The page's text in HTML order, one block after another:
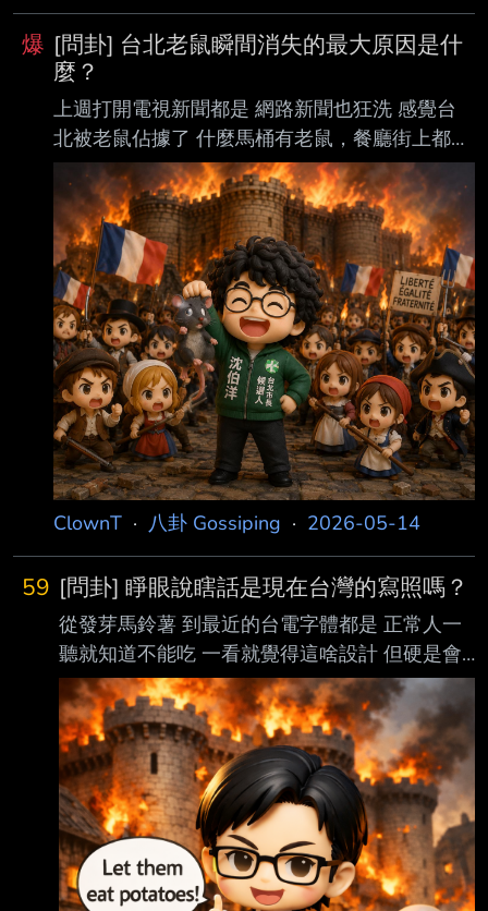
雄，當然爽上還連任 韓國瑜成為眾矢之的時，
翻了個名留青史的白眼 另外外型在政治人物
中，客觀來講確實算好看 感覺之後別自己亂
搞，應該能有超級長青的政治生涯 她甚至現在
才33歲而已 ----- Sent from JPTT on my iPhone
-- 林早就淡出前線了 只是現在有個位子坐而已
黃捷未來的上限高多了
爆 [問卦] 台北老鼠瞬間消失的最大原因是什
麼？
上週打開電視新聞都是 網路新聞也狂洗 感覺台
北被老鼠佔據了 什麼馬桶有老鼠，餐廳街上都充
滿老鼠 結果這週突然都沒消息了 彷彿老鼠們一
夜消失 最大的原因是什麼？ 老鼠們突然覺醒，
不出來玩了？ ----- Sent from JPTT on my
iPhone --
ClownT · 八卦 Gossiping · 2026-05-14
59 [問卦] 睜眼說瞎話是現在台灣的寫照嗎？
從發芽馬鈴薯 到最近的台電字體都是 正常人一
聽就知道不能吃 一看就覺得這啥設計 但硬是會
有一群人護航 居然還要花時間跟他們辯論 近年
好多事都這樣 睜眼說瞎話是現在台灣的最佳寫
照嗎？ ----- Sent from JPTT on my iPhone --